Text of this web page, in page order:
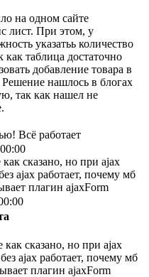
на одном сайте
лист. При этом, у
указатьь количество
как таблица достаточно
добавление товара в
Решение нашлось в блогах
так как нашел не
Всё работает
как сказано, но при ajax
ajax работает, почему мб
плагин ajaxForm
как сказано, но при ajax
ajax работает, почему мб
плагин ajaxForm